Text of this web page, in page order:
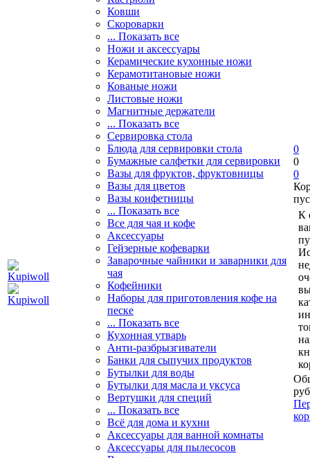
Ковши
Скороварки
... Показать все
Ножи и аксессуары
Керамические кухонные ножи
Керамотитановые ножи
Кованые ножи
Листовые ножи
Магнитные держатели
... Показать все
Сервировка стола
Блюда для сервировки стола
Бумажные салфетки для сервировки
Вазы для фруктов, фруктовницы
Вазы для цветов
Вазы конфетницы
... Показать все
Все для чая и кофе
Аксессуары
Гейзерные кофеварки
Заварочные чайники и заварники для
чая
Кофейники
Наборы для приготовления кофе на
песке
... Показать все
Кухонная утварь
Анти-разбрызгиватели
Банки для сыпучих продуктов
Бутылки для воды
Бутылки для масла и уксуса
Вертушки для специй
... Показать все
Всё для дома и кухни
Аксессуары для ванной комнаты
Аксессуары для пылесосов
0
0
0
К